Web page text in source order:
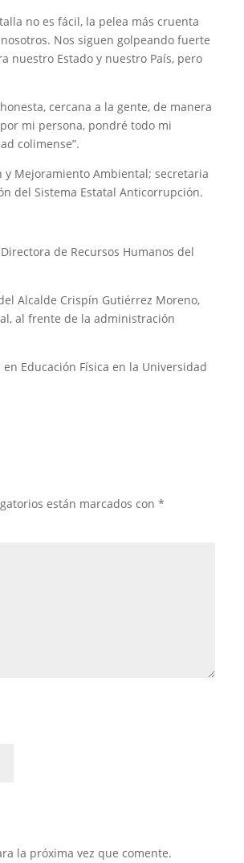
no es fácil, la pelea más cruenta
Nos siguen golpeando fuerte
nuestro Estado y nuestro País, pero
cercana a la gente, de manera
mi persona, pondré todo mi
colimense”.
y Mejoramiento Ambiental; secretaria
del Sistema Estatal Anticorrupción.
de Recursos Humanos del
Alcalde Crispín Gutiérrez Moreno,
al frente de la administración
Educación Física en la Universidad
están marcados con*
la próxima vez que comente.